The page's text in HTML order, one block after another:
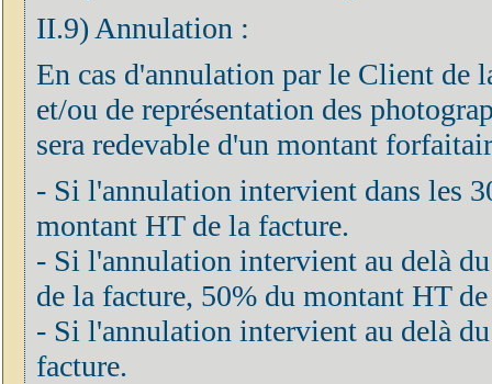
II.9) Annulation :
En cas d'annulation par le Client de
et/ou de représentation des
sera redevable d'un montant
- Si l'annulation intervient dans les
montant HT de la facture.
- Si l'annulation intervient au delà
de la facture, 50% du montant HT
- Si l'annulation intervient au delà
facture.